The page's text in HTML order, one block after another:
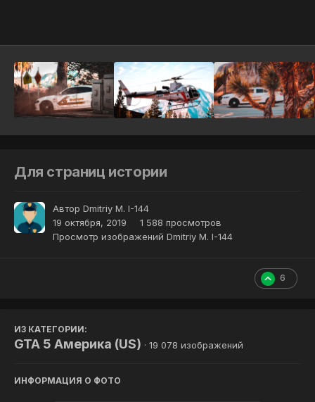
Для страниц истории
Автор Dmitriy M. I-144
19 октября, 2019
1 588 просмотров
Просмотр изображений Dmitriy M. I-144
6
ИЗ КАТЕГОРИИ:
GTA 5 Америка (US) · 19 078 изображений
ИНФОРМАЦИЯ О ФОТО